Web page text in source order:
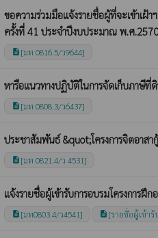
ขอความร่วมมือแจ้งรายชื่อผู้ที่จะเข้าเฝ้
ครั้งที่ 41 ประจำปีงบประมาณ พ.ศ.2570
description [มท 0816.5/ว9644]
หารือแนวทางปฏิบัติในการจัดเก็บภาษีที่
description [มท 0808.3/ว6437]
ประชาสัมพันธ์ &quot;โครงการจิตอาส
description [มท 0821.4/ว 4531]
แจ้งรายชื่อผู้เข้ารับการอบรมโครงการ
description [มท0803.4/ว4541] description [รายชื่อผู้เข้ารั